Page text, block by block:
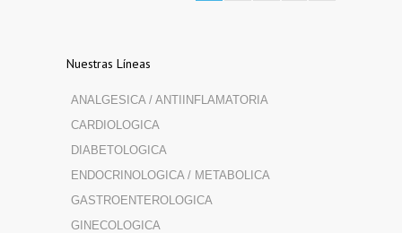
Nuestras Líneas
ANALGESICA / ANTIINFLAMATORIA
CARDIOLOGICA
DIABETOLOGICA
ENDOCRINOLOGICA / METABOLICA
GASTROENTEROLOGICA
GINECOLOGICA